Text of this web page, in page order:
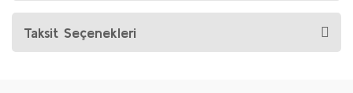
Taksit Seçenekleri